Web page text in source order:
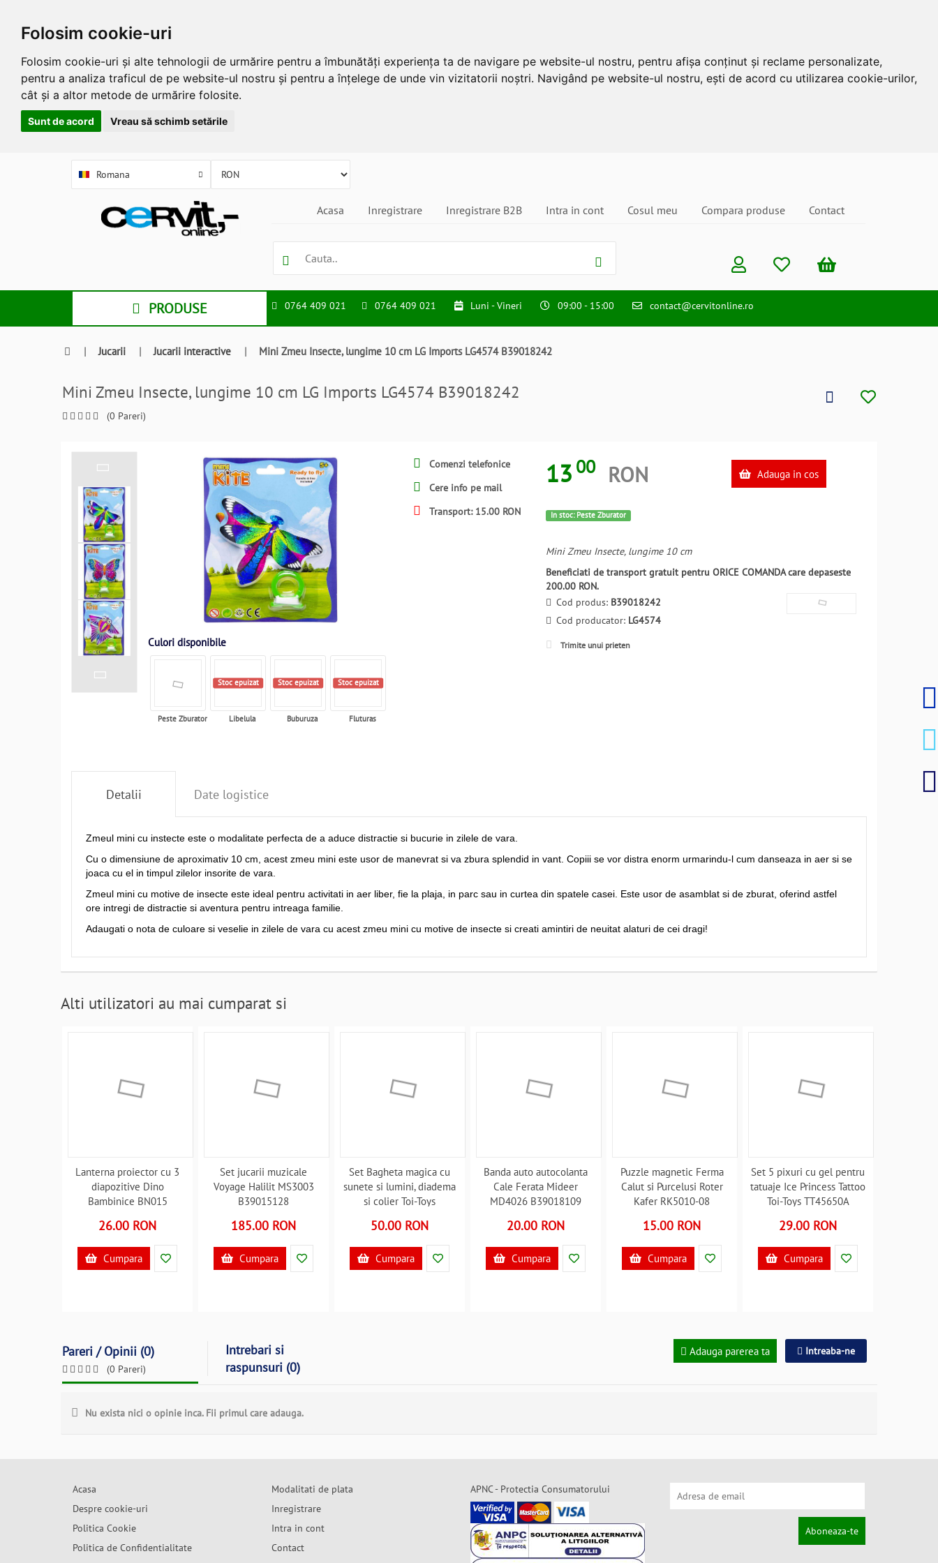
Folosim cookie-uri
Folosim cookie-uri și alte tehnologii de urmărire pentru a îmbunătăți experiența ta de navigare pe website-ul nostru, pentru afișa conținut și reclame personalizate,
pentru a analiza traficul de pe website-ul nostru și pentru a înțelege de unde vin vizitatorii noștri. Navigând pe website-ul nostru, ești de acord cu utilizarea cookie-urilor,
cât și a altor metode de urmărire folosite.
Sunt de acord Vreau să schimb setările
Romana
Acasa Inregistrare Inregistrare B2B Intra in cont Cosul meu Compara produse Contact
PRODUSE 0764 409 021 0764 409 021 Luni - Vineri 09:00 - 15:00 contact@cervitonline.ro
| Jucarii | Jucarii interactive | Mini Zmeu Insecte, lungime 10 cm LG Imports LG4574 B39018242
Mini Zmeu Insecte, lungime 10 cm LG Imports LG4574 B39018242
(0 Pareri)
Culori disponibile
Peste Zburator
Stoc epuizat
Libelula
Stoc epuizat
Buburuza
Stoc epuizat
Fluturas
Comenzi telefonice
Cere info pe mail
Transport: 15.00 RON
13 00 RON Adauga in cos
In stoc: Peste Zburator
Mini Zmeu Insecte, lungime 10 cm
Beneficiati de transport gratuit pentru ORICE COMANDA care depaseste
200.00 RON.
Cod produs: B39018242
Cod producator: LG4574
Trimite unui prieten
Detalii Date logistice
Zmeul mini cu instecte este o modalitate perfecta de a aduce distractie si bucurie in zilele de vara.
Cu o dimensiune de aproximativ 10 cm, acest zmeu mini este usor de manevrat si va zbura splendid in vant. Copiii se vor distra enorm urmarindu-l cum danseaza in aer si se
joaca cu el in timpul zilelor insorite de vara.
Zmeul mini cu motive de insecte este ideal pentru activitati in aer liber, fie la plaja, in parc sau in curtea din spatele casei. Este usor de asamblat si de zburat, oferind astfel
ore intregi de distractie si aventura pentru intreaga familie.
Adaugati o nota de culoare si veselie in zilele de vara cu acest zmeu mini cu motive de insecte si creati amintiri de neuitat alaturi de cei dragi!
Alti utilizatori au mai cumparat si
Lanterna proiector cu 3
diapozitive Dino
Bambinice BN015
26.00 RON
Cumpara
Set jucarii muzicale
Voyage Halilit MS3003
B39015128
185.00 RON
Cumpara
Set Bagheta magica cu
sunete si lumini, diadema
si colier Toi-Toys
50.00 RON
Cumpara
Banda auto autocolanta
Cale Ferata Mideer
MD4026 B39018109
20.00 RON
Cumpara
Puzzle magnetic Ferma
Calut si Purcelusi Roter
Kafer RK5010-08
15.00 RON
Cumpara
Set 5 pixuri cu gel pentru
tatuaje Ice Princess Tattoo
Toi-Toys TT45650A
29.00 RON
Cumpara
Pareri / Opinii (0)
(0 Pareri)
Intrebari si
raspunsuri (0)
Adauga parerea ta Intreaba-ne
Nu exista nici o opinie inca. Fii primul care adauga.
Acasa
Despre cookie-uri
Politica Cookie
Politica de Confidentialitate
Modalitati de plata
Inregistrare
Intra in cont
Contact
APNC - Protectia Consumatorului
Aboneaza-te